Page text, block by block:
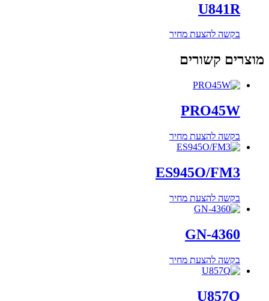
U841R
בקשה להצעת מחיר
מוצרים קשורים
PRO45W
בקשה להצעת מחיר
ES945O/FM3
בקשה להצעת מחיר
GN-4360
בקשה להצעת מחיר
U857Q